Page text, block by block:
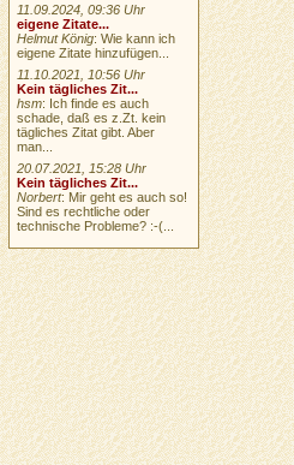
11.09.2024, 09:36 Uhr
eigene Zitate...
Helmut König: Wie kann ich
eigene Zitate hinzufügen...
11.10.2021, 10:56 Uhr
Kein tägliches Zit...
hsm: Ich finde es auch
schade, daß es z.Zt. kein
tägliches Zitat gibt. Aber
man...
20.07.2021, 15:28 Uhr
Kein tägliches Zit...
Norbert: Mir geht es auch so!
Sind es rechtliche oder
technische Probleme? :-(...